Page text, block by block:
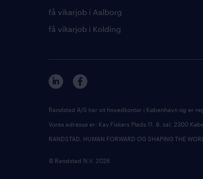
få vikarjob i Aalborg
få vikarjob i Kolding
Randstad A/S har sit hovedkontor i København og er
Vores adresse er: Kay Fiskers Plads 11, 8. sal, 2300
RANDSTAD, HUMAN FORWARD OG SHAPING THE
© Randstad N.V. 2026